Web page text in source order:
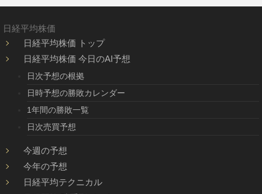
日経平均株価
日経平均株価 トップ
日経平均株価 今日のAI予想
日次予想の根拠
日時予想の勝敗カレンダー
1年間の勝敗一覧
日次売買予想
今週の予想
今年の予想
日経平均テクニカル